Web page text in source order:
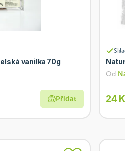
vanilka 70g
Přidat
Od
24